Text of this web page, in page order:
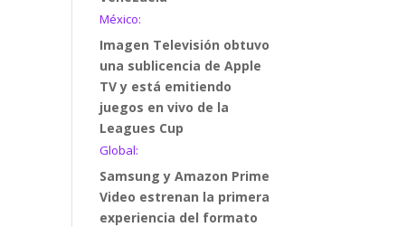
México:
Imagen Televisión obtuvo
una sublicencia de Apple
TV y está emitiendo
juegos en vivo de la
Leagues Cup
Global:
Samsung y Amazon Prime
Video estrenan la primera
experiencia del formato